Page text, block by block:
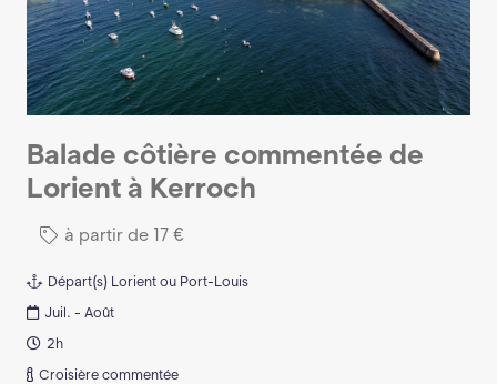
Balade côtière commentée de
Lorient à Kerroch
à partir de 17 €
Départ(s) Lorient ou Port-Louis
Juil. - Août
2h
Croisière commentée